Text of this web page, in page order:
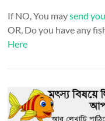
If NO, You maysend
OR, Do you have any
Here